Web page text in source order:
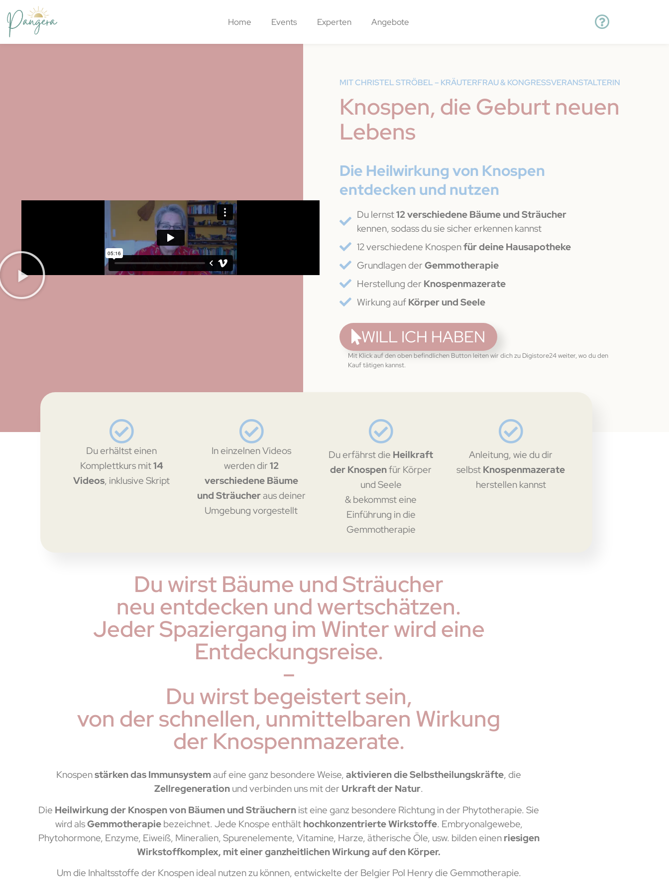
Home Events Experten Angebote
MIT CHRISTEL STRÖBEL – KRÄUTERFRAU & KONGRESSVERANSTALTERIN
Knospen, die Geburt neuen
Lebens
Die Heilwirkung von Knospen
entdecken und nutzen
Du lernst12 verschiedene Bäume und Sträucher
kennen, sodass du sie sicher erkennen kannst
12 verschiedene Knospenfür deine Hausapotheke
Grundlagen derGemmotherapie
Herstellung der Knospenmazerate
Wirkung aufKörper und Seele
WILL ICH HABEN
Mit Klick auf den oben befindlichen Button leiten wir dich zu Digistore24 weiter, wo du den
Kauf tätigen kannst.
Du erhältst einen
Komplettkurs mit14
Videos, inklusive Skript
In einzelnen Videos
werden dir 12
verschiedene Bäume
und Sträucheraus deiner
Umgebung vorgestellt
Du erfährst die Heilkraft
der Knospenfür Körper
und Seele
& bekommst eine
Einführung in die
Gemmotherapie
Anleitung, wie du dir
selbst Knospenmazerate
herstellen kannst
Du wirst Bäume und Sträucher
neu entdecken und wertschätzen.
Jeder Spaziergang im Winter wird eine
Entdeckungsreise.
–
Du wirst begeistert sein,
von der schnellen, unmittelbaren Wirkung
der Knospenmazerate.
Knospenstärken das Immunsystemauf eine ganz besondere Weise,aktivieren die Selbstheilungskräfte, die
Zellregenerationund verbinden uns mit der Urkraft der Natur.
Die Heilwirkung der Knospen von Bäumen und Sträuchernist eine ganz besondere Richtung in der Phytotherapie. Sie
wird alsGemmotherapiebezeichnet. Jede Knospe enthälthochkonzentrierte Wirkstoffe. Embryonalgewebe,
Phytohormone, Enzyme, Eiweiß, Mineralien, Spurenelemente, Vitamine, Harze, ätherische Öle, usw. bilden einenriesigen
Wirkstoffkomplex, mit einer ganzheitlichen Wirkung auf den Körper.
Um die Inhaltsstoffe der Knospen ideal nutzen zu können, entwickelte der Belgier Pol Henry die Gemmotherapie.